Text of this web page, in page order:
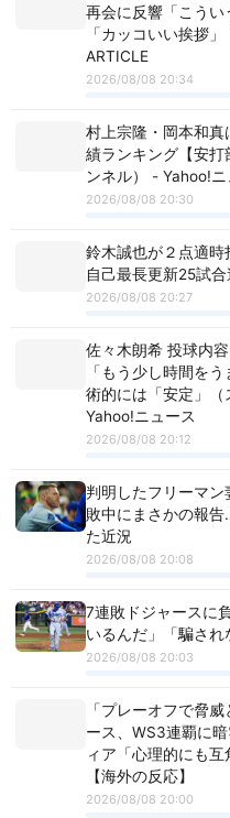
再会に反響「こうい
「カッコいい挨拶
ARTICLE
2026/08/08 20:34
村上宗隆・岡本和
績ランキング【安打
ンネル） - Yahoo!ニ
2026/08/08 20:30
鈴木誠也が２点適
自己最長更新25試
2026/08/08 20:27
佐々木朗希 投球内
「もう少し時間を
術的には「安定」
Yahoo!ニュース
2026/08/08 20:12
判明したフリーマ
敗中にまさかの報
た近況
2026/08/08 20:08
7連敗ドジャースに
いるんだ」「騙さ
2026/08/08 20:03
「プレーオフで脅
ース、WS3連覇に
ィア「心理的にも互
【海外の反応】
2026/08/08 20:00